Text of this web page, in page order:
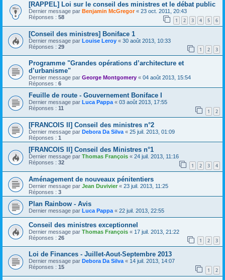
[RAPPEL] Loi sur le conseil des ministres et le débat public
Dernier message par Benjamin McGregor« 23 oct. 2011, 20:43
Réponses : 58 1 2 3 4 5 6
[Conseil des ministres] Boniface 1
Dernier message par Louise Leroy « 30 août 2013, 10:33
Réponses : 29 1 2 3
Programme "Grandes opérations d’architecture et
d’urbanisme"
Dernier message par George Montgomery « 04 août 2013, 15:54
Réponses : 6
Feuille de route - Gouvernement Boniface I
Dernier message par Luca Pappa« 03 août 2013, 17:55
Réponses : 11 1 2
[FRANCOIS II] Conseil des ministres n°2
Dernier message par Debora Da Silva « 25 juil. 2013, 01:09
Réponses : 1
[FRANCOIS II] Conseil des Ministres n°1
Dernier message par Thomas François « 24 juil. 2013, 11:16
Réponses : 32 1 2 3 4
Aménagement de nouveaux pénitentiers
Dernier message par Jean Duvivier « 23 juil. 2013, 11:25
Réponses : 3
Plan Rainbow - Avis
Dernier message par Luca Pappa « 22 juil. 2013, 22:55
Conseil des ministres exceptionnel
Dernier message par Thomas François « 17 juil. 2013, 21:22
Réponses : 26 1 2 3
Loi de Finances - Juillet-Aout-Septembre 2013
Dernier message par Debora Da Silva« 14 juil. 2013, 14:07
Réponses : 15 1 2